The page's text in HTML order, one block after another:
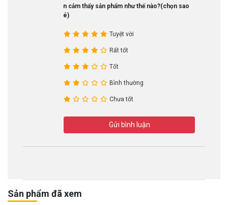
Bạn cảm thấy sản phẩm như thế nào?(chọn sao
nhé)
Tuyệt vời
Rất tốt
Tốt
Bình thường
Chưa tốt
Gửi bình luận
Sản phẩm đã xem